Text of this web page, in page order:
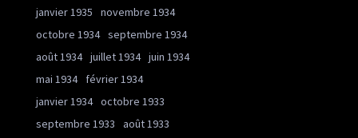
janvier 1935
novembre 1934
octobre 1934 septembre 1934
août 1934 juillet 1934 juin 1934
mai 1934
février 1934
janvier 1934 octobre 1933
septembre 1933
août 1933